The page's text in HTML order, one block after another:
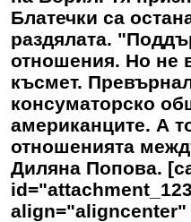
Блатечки са
раздялата.
отношения. Но не
късмет.
консуматорско
американците. А
отношенията
Диляна Попова.